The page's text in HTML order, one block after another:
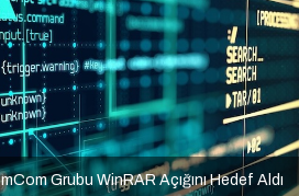
Grubu WinRAR Açığını Hedef Aldı